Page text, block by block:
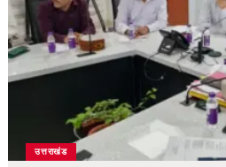
उत्तराखंड